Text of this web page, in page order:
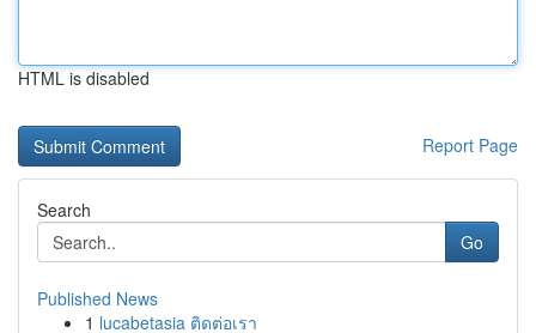
HTML is disabled
Report Page
Search
Go
Published News
1 lucabetasia ติดต่อเรา